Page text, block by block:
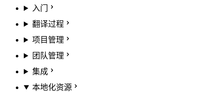
入门
翻译过程
项目管理
团队管理
集成
本地化资源